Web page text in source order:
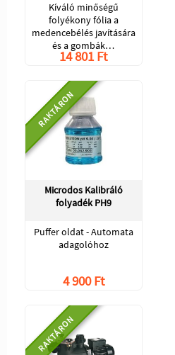
Kíváló minőségű
folyékony fólia a
medencebélés javítására
és a gombák…
14 801 Ft
RAKTÁRON
Microdos Kalibráló
folyadék PH9
Puffer oldat - Automata
adagolóhoz
4 900 Ft
RAKTÁRON